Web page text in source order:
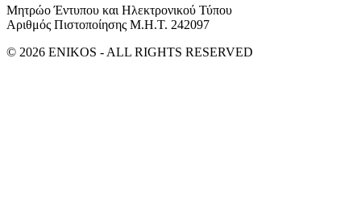
Μητρώο Έντυπου και Ηλεκτρονικού Τύπου
Αριθμός Πιστοποίησης Μ.Η.Τ. 242097
© 2026 ENIKOS - ALL RIGHTS RESERVED